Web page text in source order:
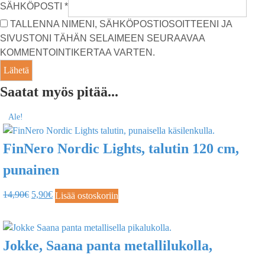
SÄHKÖPOSTI *
TALLENNA NIMENI, SÄHKÖPOSTIOSOITTEENI JA
SIVUSTONI TÄHÄN SELAIMEEN SEURAAVAA
KOMMENTOINTIKERTAA VARTEN.
Saatat myös pitää...
Ale!
FinNero Nordic Lights, talutin 120 cm,
punainen
14,90€ 5,90€ Lisää ostoskoriin
Jokke, Saana panta metallilukolla,